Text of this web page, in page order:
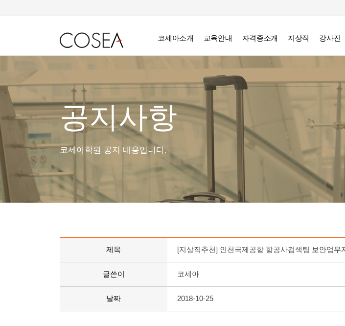
코세아소개 교육안내 자격증소개 지상직 강사진
공지사항
코세아학원 공지 내용입니다.
제목 [지상직추천] 인천국제공항 항공사검색팀 보안업무
글쓴이 코세아
날짜 2018-10-25